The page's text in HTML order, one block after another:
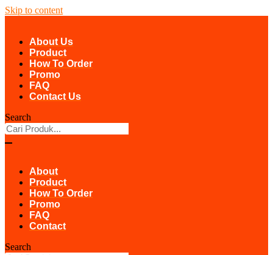
Skip to content
About Us
Product
How To Order
Promo
FAQ
Contact Us
Search
About
Product
How To Order
Promo
FAQ
Contact
Search